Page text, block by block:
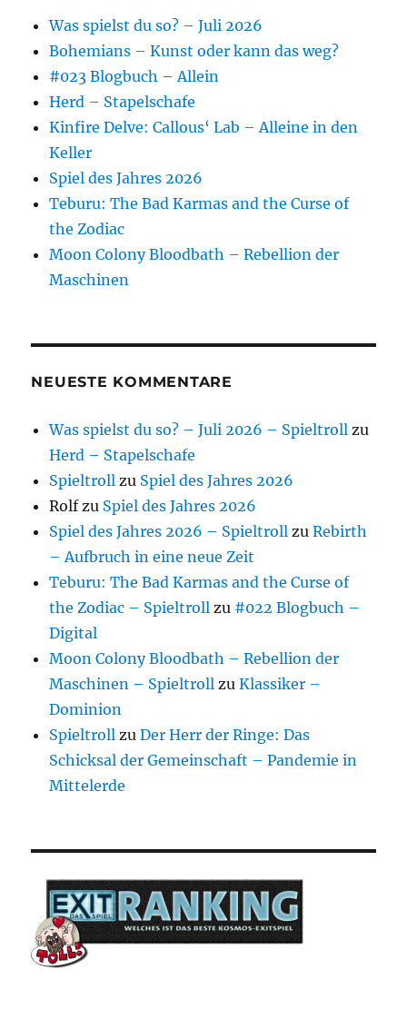
Was spielst du so? – Juli 2026
Bohemians – Kunst oder kann das weg?
#023 Blogbuch – Allein
Herd – Stapelschafe
Kinfire Delve: Callous‘ Lab – Alleine in den
Keller
Spiel des Jahres 2026
Teburu: The Bad Karmas and the Curse of
the Zodiac
Moon Colony Bloodbath – Rebellion der
Maschinen
NEUESTE KOMMENTARE
Was spielst du so? – Juli 2026 – Spieltroll zu
Herd – Stapelschafe
Spieltroll zu Spiel des Jahres 2026
Rolfzu Spiel des Jahres 2026
Spiel des Jahres 2026 – Spieltroll zuRebirth
– Aufbruch in eine neue Zeit
Teburu: The Bad Karmas and the Curse of
the Zodiac – Spieltroll zu #022 Blogbuch –
Digital
Moon Colony Bloodbath – Rebellion der
Maschinen – Spieltroll zuKlassiker –
Dominion
Spieltroll zuDer Herr der Ringe: Das
Schicksal der Gemeinschaft – Pandemie in
Mittelerde